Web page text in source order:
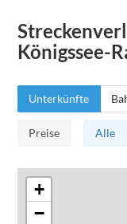
Königssee-
Unterkünfte
Preise Alle
+
−